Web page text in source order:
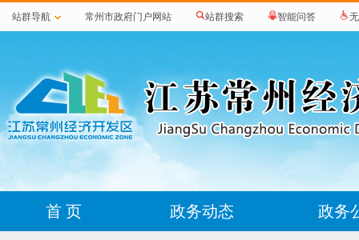
站群导航 常州市政府门户网站 站群搜索 智能问答
首 页 政务动态 政务